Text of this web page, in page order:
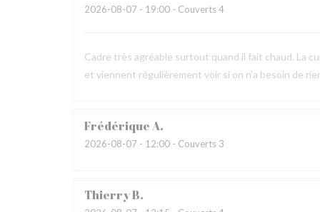
2026-08-07 - 19:00 - Couverts 4
Cadre très agréable surtout quand il fait chaud. La
et viennent régulièrement voir si on n'a besoin de
FrédériqueA
2026-08-07 - 12:00 - Couverts 3
ThierryB